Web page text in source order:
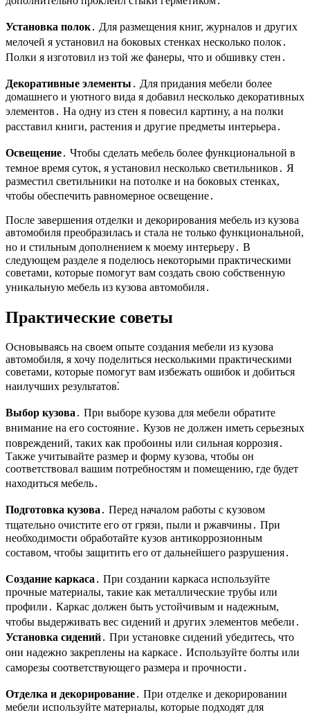
Установка полок․ Для размещения книг, журналов и других
мелочей я установил на боковых стенках несколько полок․
Полки я изготовил из той же фанеры, что и обшивку стен․
Декоративные элементы ․ Для придания мебели более
домашнего и уютного вида я добавил несколько декоративных
элементов․ На одну из стен я повесил картину, а на полки
расставил книги, растения и другие предметы интерьера․
Освещение․ Чтобы сделать мебель более функциональной в
темное время суток, я установил несколько светильников․ Я
разместил светильники на потолке и на боковых стенках,
чтобы обеспечить равномерное освещение․
После завершения отделки и декорирования мебель из кузова
автомобиля преобразилась и стала не только функциональной,
но и стильным дополнением к моему интерьеру․ В
следующем разделе я поделюсь некоторыми практическими
советами, которые помогут вам создать свою собственную
уникальную мебель из кузова автомобиля․
Практические советы
Основываясь на своем опыте создания мебели из кузова
автомобиля, я хочу поделиться несколькими практическими
советами, которые помогут вам избежать ошибок и добиться
наилучших результатов⁚
Выбор кузова ․ При выборе кузова для мебели обратите
внимание на его состояние․ Кузов не должен иметь серьезных
повреждений, таких как пробоины или сильная коррозия․
Также учитывайте размер и форму кузова, чтобы он
соответствовал вашим потребностям и помещению, где будет
находиться мебель․
Подготовка кузова ․ Перед началом работы с кузовом
тщательно очистите его от грязи, пыли и ржавчины․ При
необходимости обработайте кузов антикоррозионным
составом, чтобы защитить его от дальнейшего разрушения․
Создание каркаса ․ При создании каркаса используйте
прочные материалы, такие как металлические трубы или
профили․ Каркас должен быть устойчивым и надежным,
чтобы выдерживать вес сидений и других элементов мебели․
Установка сидений․ При установке сидений убедитесь, что
они надежно закреплены на каркасе․ Используйте болты или
саморезы соответствующего размера и прочности․
Отделка и декорирование․ При отделке и декорировании
мебели используйте материалы, которые подходят для